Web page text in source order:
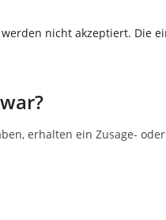
nicht akzeptiert. Die
erhalten ein Zusage-